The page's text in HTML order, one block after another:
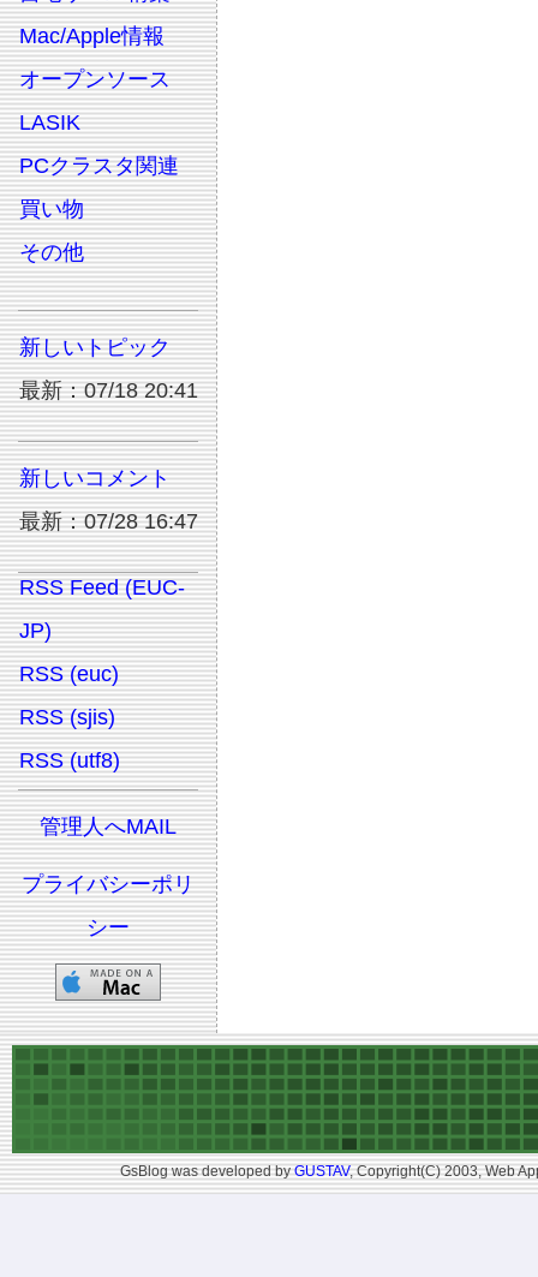
Mac/Apple情報
オープンソース
LASIK
PCクラスタ関連
買い物
その他
新しいトピック
最新：07/18 20:41
新しいコメント
最新：07/28 16:47
RSS Feed (EUC-
JP)
RSS (euc)
RSS (sjis)
RSS (utf8)
管理人へMAIL
プライバシーポリ
シー
GsBlog was developed byGUSTAV, Copyright(C) 2003, Web